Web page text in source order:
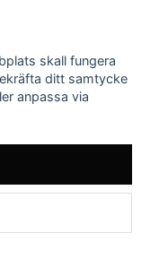
AB
skall fungera
ditt samtycke
anpassa via